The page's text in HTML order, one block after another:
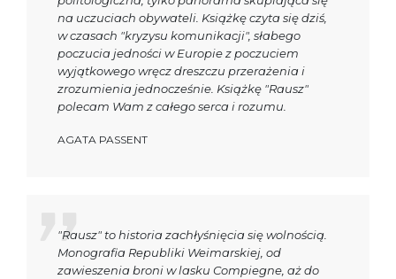
na uczuciach obywateli. Książkę czyta się dziś,
w czasach "kryzysu komunikacji", słabego
poczucia jedności w Europie z poczuciem
wyjątkowego wręcz dreszczu przerażenia i
zrozumienia jednocześnie. Książkę "Rausz"
polecam Wam z całego serca i rozumu.
AGATA PASSENT
"Rausz" to historia zachłyśnięcia się wolnością.
Monografia Republiki Weimarskiej, od
zawieszenia broni w lasku Compiegne, aż do